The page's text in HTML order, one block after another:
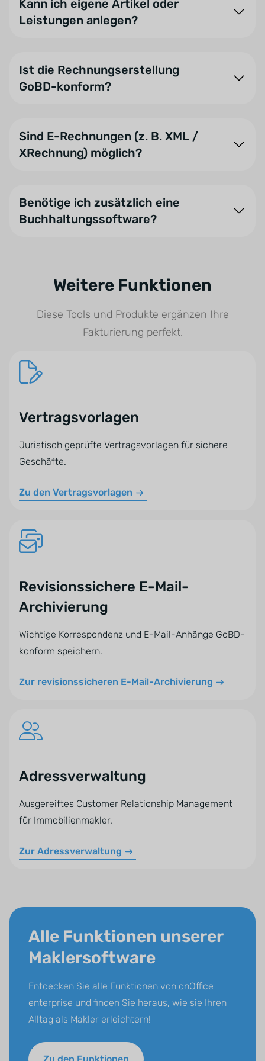
Texte sowie E-Mail-Vorlagen lassen sich individuell
konfigurieren.
Kann ich eigene Artikel oder
Leistungen anlegen?
anlegen und bei der Rechnungserstellung
Ist die Rechnungserstellung
GoBD-konform?
elektronisch im System und erfüllt bei korrekter
Nutzung die Anforderungen der GoBD (Grundsätze
ordnungsmäßiger Buchführung und Aufbewahrung).
Sind E-Rechnungen (z. B. XML /
XRechnung) möglich?
gesetzlichen Anforderungen zur elektronischen
Rechnungsstellung zu entsprechen.
Benötige ich zusätzlich eine
Buchhaltungssoftware?
Zahlungseingängen. Für eine vollständige
Finanzbuchhaltung kann jedoch weiterhin eine
externe Buchhaltungssoftware oder die
Zusammenarbeit mit Ihrem Steuerberater
Weitere Funktionen
Diese Tools und Produkte ergänzen Ihre
Fakturierung perfekt.
Vertragsvorlagen
Juristisch geprüfte Vertragsvorlagen für sichere
Geschäfte.
Zu den Vertragsvorlagen
Revisionssichere E-Mail-
Archivierung
Wichtige Korrespondenz und E-Mail-Anhänge GoBD-
konform speichern.
Zur revisionssicheren E-Mail-Archivierung
Adressverwaltung
Ausgereiftes Customer Relationship Management
für Immobilienmakler.
Zur Adressverwaltung
Alle Funktionen unserer
Maklersoftware
Entdecken Sie alle Funktionen von onOffice
enterprise und finden Sie heraus, wie sie Ihren
Alltag als Makler erleichtern!
Zu den Funktionen